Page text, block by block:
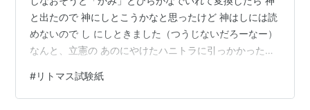
と出たので 神にしとこうかなと思ったけど 神はしには読
めないので し にしときました（つうじないだろーなー）
なんと、立憲の あのにやけたハニトラに引っかかったら
れないという話が出てきた それって だれも喜ばんでしょ
う というか あれを持ち上げるように シナリオができて
#リトマス試験紙